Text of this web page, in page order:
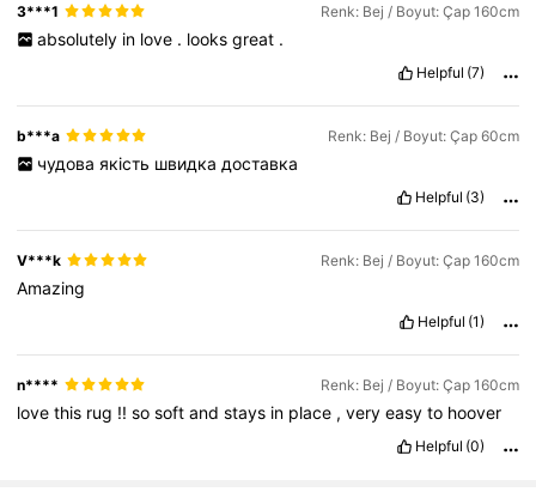
3***1 Renk: Bej / Boyut: Çap 160cm
absolutely in love . looks great .
Helpful (7)
b***a Renk: Bej / Boyut: Çap 60cm
чудова якість швидка доставка
Helpful (3)
V***k Renk: Bej / Boyut: Çap 160cm
Amazing
Helpful (1)
n**** Renk: Bej / Boyut: Çap 160cm
lovethis rug !!sosoftandstays in place ,veryeasyto hoover
Helpful (0)